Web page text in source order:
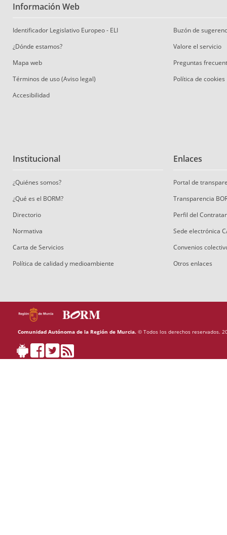
Información Web
Identificador Legislativo Europeo - ELI
¿Dónde estamos?
Mapa web
Términos de uso (Aviso legal)
Accesibilidad
Buzón de
Valore el servicio
Preguntas
Política de cookies
Institucional
¿Quiénes somos?
¿Qué es el BORM?
Directorio
Normativa
Carta de Servicios
Política de calidad y medioambiente
Enlaces
Portal de
Transparencia
Perfil del
Sede electrónica
Convenios
Otros enlaces
Comunidad Autónoma de la Región de Murcia. © Todos los derechos reservados.